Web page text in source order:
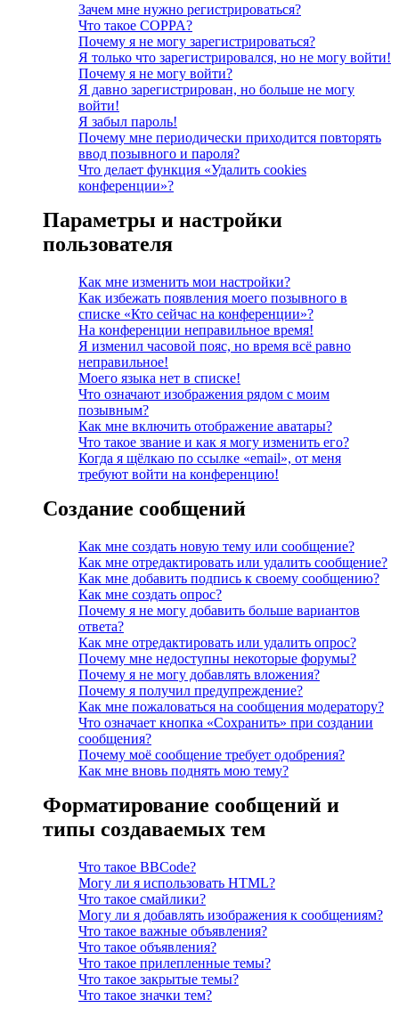
Зачем мне нужно регистрироваться?
Что такое COPPA?
Почему я не могу зарегистрироваться?
Я только что зарегистрировался, но не могу войти!
Почему я не могу войти?
Я давно зарегистрирован, но больше не могу
войти!
Я забыл пароль!
Почему мне периодически приходится повторять
ввод позывного и пароля?
Что делает функция «Удалить cookies
конференции»?
Параметры и настройки
пользователя
Как мне изменить мои настройки?
Как избежать появления моего позывного в
списке «Кто сейчас на конференции»?
На конференции неправильное время!
Я изменил часовой пояс, но время всё равно
неправильное!
Моего языка нет в списке!
Что означают изображения рядом с моим
позывным?
Как мне включить отображение аватары?
Что такое звание и как я могу изменить его?
Когда я щёлкаю по ссылке «email», от меня
требуют войти на конференцию!
Создание сообщений
Как мне создать новую тему или сообщение?
Как мне отредактировать или удалить сообщение?
Как мне добавить подпись к своему сообщению?
Как мне создать опрос?
Почему я не могу добавить больше вариантов
ответа?
Как мне отредактировать или удалить опрос?
Почему мне недоступны некоторые форумы?
Почему я не могу добавлять вложения?
Почему я получил предупреждение?
Как мне пожаловаться на сообщения модератору?
Что означает кнопка «Сохранить» при создании
сообщения?
Почему моё сообщение требует одобрения?
Как мне вновь поднять мою тему?
Форматирование сообщений и
типы создаваемых тем
Что такое BBCode?
Могу ли я использовать HTML?
Что такое смайлики?
Могу ли я добавлять изображения к сообщениям?
Что такое важные объявления?
Что такое объявления?
Что такое прилепленные темы?
Что такое закрытые темы?
Что такое значки тем?